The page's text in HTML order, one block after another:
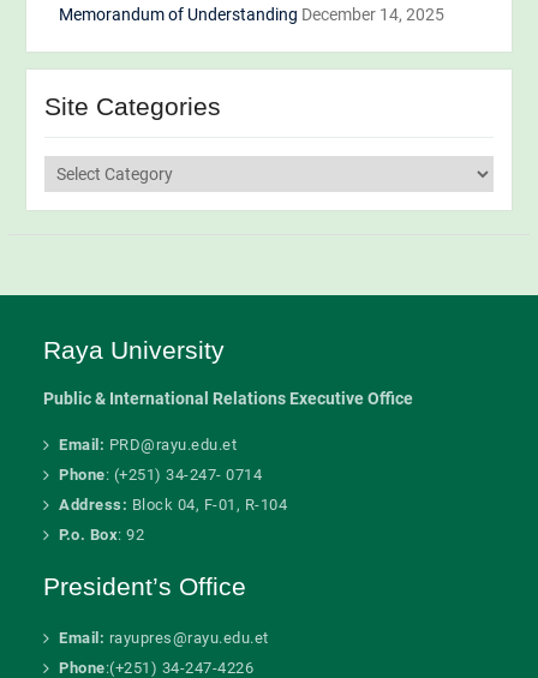
Memorandum of Understanding December 14, 2025
Site Categories
Site
Categories
Raya University
Public & International Relations Executive Office
Email: PRD@rayu.edu.et
Phone: (+251) 34-247- 0714
Address: Block 04, F-01, R-104
P.o. Box: 92
President’s Office
Email: rayupres@rayu.edu.et
Phone:(+251) 34-247-4226